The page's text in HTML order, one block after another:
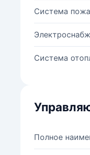
Система
Система
Полное